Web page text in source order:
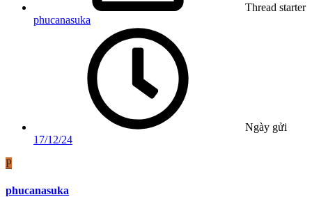
Thread starter
phucanasuka
Ngày gửi
17/12/24
P
phucanasuka